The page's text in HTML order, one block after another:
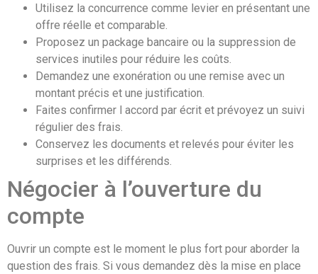
Utilisez la concurrence comme levier en présentant une
offre réelle et comparable.
Proposez un package bancaire ou la suppression de
services inutiles pour réduire les coûts.
Demandez une exonération ou une remise avec un
montant précis et une justification.
Faites confirmer l accord par écrit et prévoyez un suivi
régulier des frais.
Conservez les documents et relevés pour éviter les
surprises et les différends.
Négocier à l’ouverture du
compte
Ouvrir un compte est le moment le plus fort pour aborder la
question des frais. Si vous demandez dès la mise en place